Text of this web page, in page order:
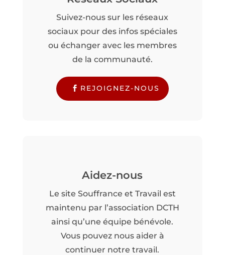
Suivez-nous sur les réseaux
sociaux pour des infos spéciales
ou échanger avec les membres
de la communauté.
REJOIGNEZ-NOUS
Aidez-nous
Le site Souffrance et Travail est
maintenu par l’association DCTH
ainsi qu’une équipe bénévole.
Vous pouvez nous aider à
continuer notre travail.